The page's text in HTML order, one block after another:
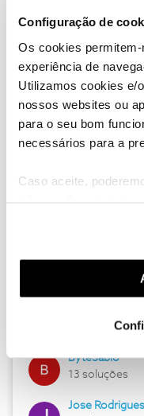
Configuração de
Os cookies
experiência de
Utilizamos cookies e/
nossos websites ou
para o seu bom
necessários para a
Caso aceite,
funcionalidades
funcionalidade) e
(cookies de
utilização dos
Descubra as
Hall of
17 soluções
ByteSábio
13 soluções
Jose Rodrigues